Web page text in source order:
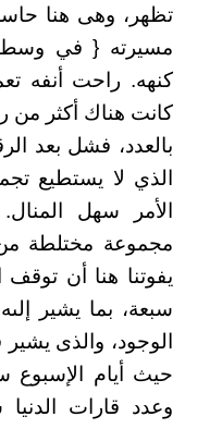
تظهر، وهى هنا
مسيرته { في
كنهه. راحت أنفه
كانت هناك أكثر من
بالعدد، فشل بعد
الذي لا يستطيع
الأمر سهل
مجموعة مختلطة من
يفوتنا هنا أن توقف
سبعة، بما يشير
الوجود، والذى
حيث أيام الإسبوع
وعدد قارات